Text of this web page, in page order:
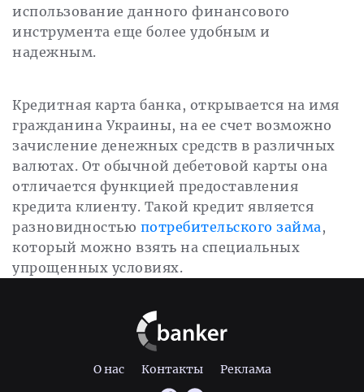
использование данного финансового
инструмента еще более удобным и
надежным.
Кредитная карта банка, открывается на имя
гражданина Украины, на ее счет возможно
зачисление денежных средств в различных
валютах. От обычной дебетовой карты она
отличается функцией предоставления
кредита клиенту. Такой кредит является
разновидностью потребительского займа ,
который можно взять на специальных
упрощенных условиях.
О нас Контакты Реклама